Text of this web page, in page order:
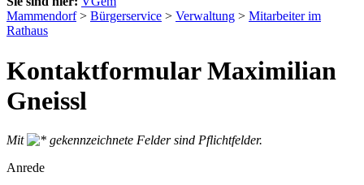
Mammendorf> Bürgerservice > Verwaltung > Mitarbeiter im
Rathaus
Kontaktformular Maximilian
Gneissl
Mit
gekennzeichnete Felder sind Pflichtfelder.
Anrede